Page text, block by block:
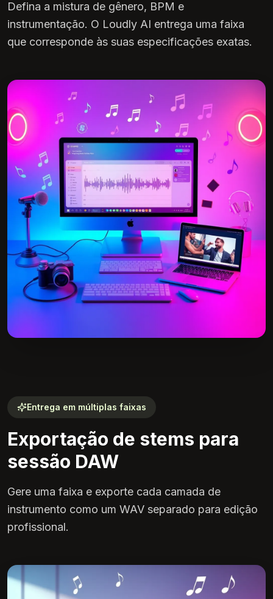
Defina a mistura de gênero, BPM e
instrumentação. O Loudly AI entrega uma faixa
que corresponde às suas especificações exatas.
Entrega em múltiplas faixas
Exportação de stems para
sessão DAW
Gere uma faixa e exporte cada camada de
instrumento como um WAV separado para edição
profissional.